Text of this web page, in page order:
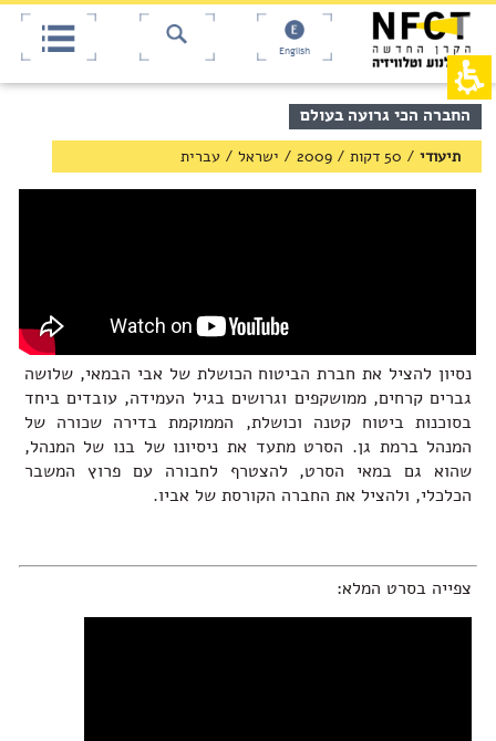
תחילתו
אינטרנט,
לחץ
אנטר
כדי
לאזור
תוכן
ראש
באפשרותך
ללחוץ
אנטר
כדי
לדלג
English
תוכן
מרכזי,
באפשרותך
ללחוץ
אנטר
החברה הכי גרועה בעולם
תיעודי / 50 דקות /
2009
/ ישראל / עברית
נסיון להציל את חברת הביטוח הכושלת של אבי הבמאי, שלושה
גברים קרחים, ממושקפים וגרושים בגיל העמידה, עובדים ביחד
בסוכנות ביטוח קטנה וכושלת, הממוקמת בדירה שכורה של
המנהל ברמת גן. הסרט מתעד את ניסיונו של בנו של המנהל,
שהוא גם במאי הסרט, להצטרף לחבורה עם פרוץ המשבר
הכלכלי, ולהציל את החברה הקורסת של אביו.
צפייה בסרט המלא: